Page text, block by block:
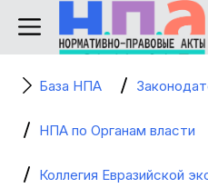
База НПА
НПА по Органам власти
Коллегия Евразийской